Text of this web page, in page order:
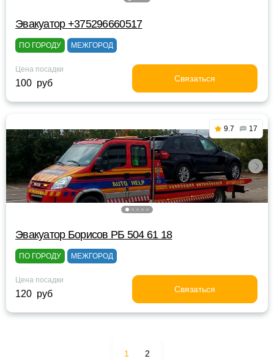
Эвакуатор +375296660517
ПО ГОРОДУ МЕЖГОРОД
Цена посадки
100 руб Связаться
9.7 17
Эвакуатор Борисов РБ 504 61 18
ПО ГОРОДУ МЕЖГОРОД
Цена посадки
120 руб Связаться
1 2